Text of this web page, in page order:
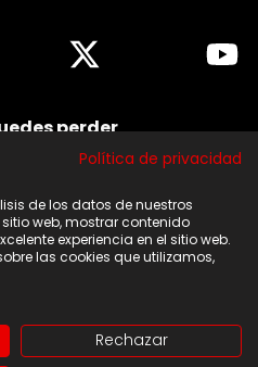
perder
noticias, ofertas y
Política de privacidad
de los datos de nuestros
web, mostrar contenido
experiencia en el sitio web.
las cookies que utilizamos,
Rechazar